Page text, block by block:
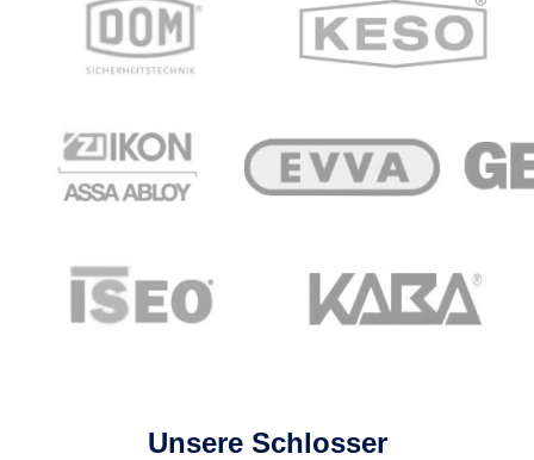
Unsere Schlosser